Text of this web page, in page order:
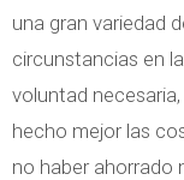
a
una gran variedad
circunstancias en
voluntad
hecho mejor las
no haber ahorrado